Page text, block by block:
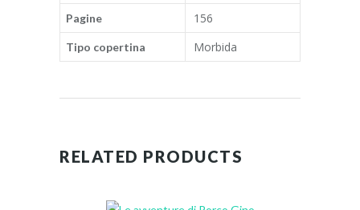
Pagine 156
Tipo copertina Morbida
RELATED PRODUCTS